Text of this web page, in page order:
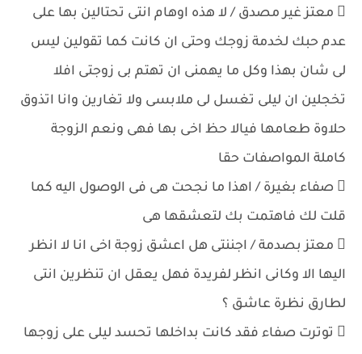
 معتز غير مصدق / لا هذه اوهام انتى تحتالين بها على
عدم حبك لخدمة زوجك وحتى ان كانت كما تقولين ليس
لى شان بهذا وكل ما يهمنى ان تهتم بى زوجتى افلا
تخجلين ان ليلى تغسل لى ملابسى ولا تغارين وانا اتذوق
حلاوة طعامها فيالا حظ اخى بها فهى ونعم الزوجة
كاملة المواصفات حقا
 صفاء بغيرة / اهذا ما نجحت هى فى الوصول اليه كما
قلت لك فاهتمت بك لتعشقها هى
 معتز بصدمة / اجننتى هل اعشق زوجة اخى انا لا انظر
اليها الا وكانى انظر لفريدة فهل يعقل ان تنظرين انتى
لطارق نظرة عاشق ؟
 توترت صفاء فقد كانت بداخلها تحسد ليلى على زوجها